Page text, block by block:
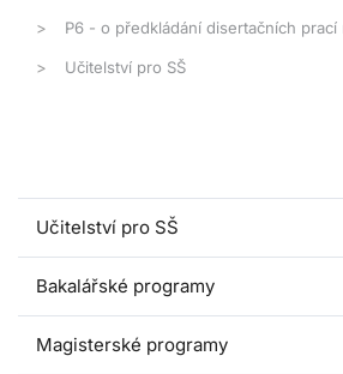
P6 - o předkládání disertačních prací
Učitelství pro SŠ
Učitelství pro SŠ
Bakalářské programy
Magisterské programy